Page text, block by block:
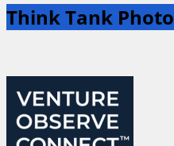
Think Tank Photo